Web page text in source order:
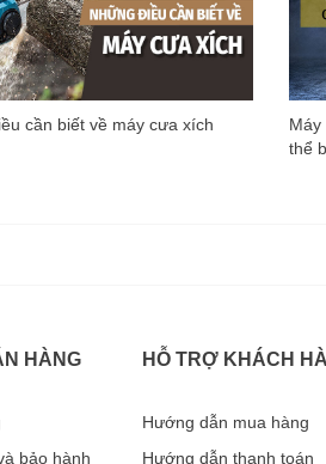
cần biết về máy cưa xích
thể
HÀNG
bảo hành
HỖ TRỢ KHÁCH
Hướng dẫn mua hàng
Hướng dẫn thanh toán